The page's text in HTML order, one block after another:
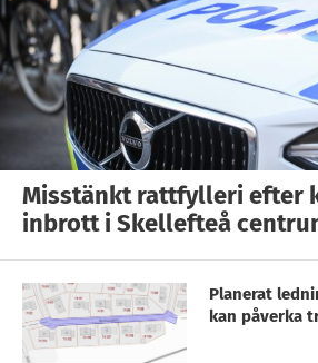
Misstänkt rattfylleri efter
inbrott i Skellefteå
Planerat
kan påverka